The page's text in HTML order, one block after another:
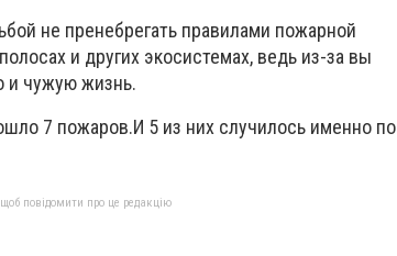
не пренебрегать правилами пожарной
и других экосистемах, ведь из-за вы
и чужую жизнь.
7 пожаров.И 5 из них случилось именно по
повідомити про це редакцію